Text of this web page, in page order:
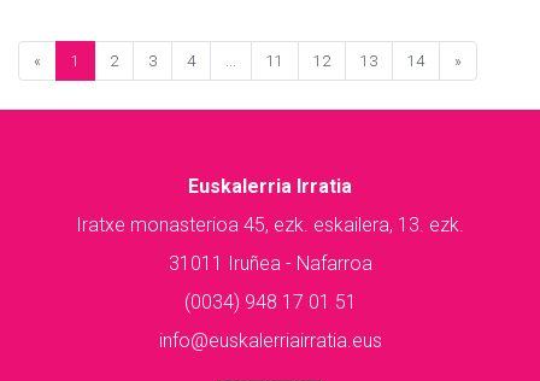
« 1 2 3 4 ... 11 12 13 14 »
Euskalerria Irratia
Iratxe monasterioa 45, ezk. eskailera, 13. ezk.
31011 Iruñea - Nafarroa
(0034) 948 17 01 51
info@euskalerriairratia.eus